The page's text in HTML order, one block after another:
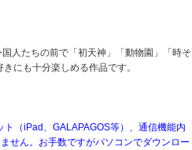
人たちの前で「初天神」「動物園」「時そ
にも十分楽しめる作品です。
（iPad、GALAPAGOS等）、通信機能内
せん。お手数ですがパソコンでダウンロー